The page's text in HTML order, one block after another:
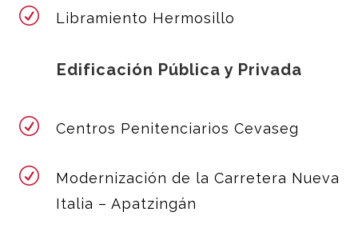
R Libramiento Hermosillo
Edificación Pública y Privada
R Centros Penitenciarios Cevaseg
R
Modernización de la Carretera Nueva
Italia – Apatzingán